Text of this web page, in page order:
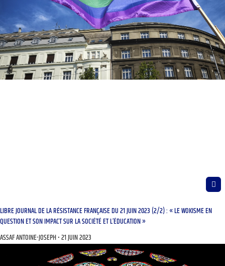
LIBRE JOURNAL DE LA RÉSISTANCE FRANÇAISE DU 21 JUIN 2023 (2/2) : « LE WOKISME EN
QUESTION ET SON IMPACT SUR LA SOCIÉTÉ ET L’ÉDUCATION »
ASSAF ANTOINE-JOSEPH 21 JUIN 2023